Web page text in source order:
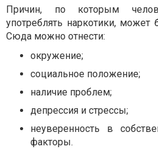
Причин, по которым
употреблять наркотики, может
Сюда можно отнести:
окружение;
социальное положение;
наличие проблем;
депрессия и стрессы;
неуверенность в
факторы.